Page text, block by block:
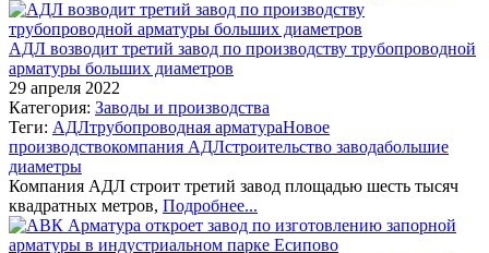
АДЛ возводит третий завод по производству трубопроводной
арматуры больших диаметров
29 апреля 2022
Категория: Заводы и производства
Теги: АДЛтрубопроводная арматураНовое
производствокомпания АДЛстроительство заводабольшие
диаметры
Компания АДЛ строит третий завод площадью шесть тысяч
квадратных метров, Подробнее...